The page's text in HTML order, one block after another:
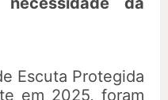
Escuta Protegida
em 2025, foram